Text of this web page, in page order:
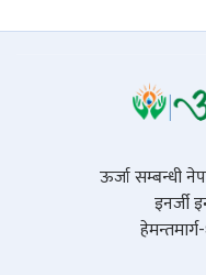
ऊर्जा सम्बन्धी
इनर्जी